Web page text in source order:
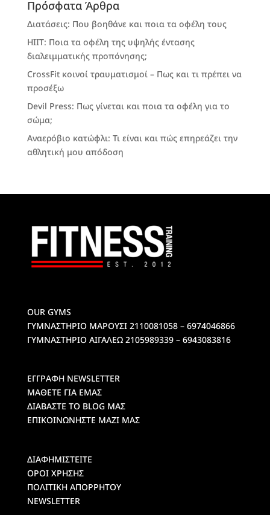
Πρόσφατα Άρθρα
Διατάσεις: Που βοηθάνε και ποια τα οφέλη τους
HIIT: Ποια τα οφέλη της υψηλής έντασης
διαλειμματικής προπόνησης;
CrossFit κοινοί τραυματισμοί – Πως και τι πρέπει να
προσέξω
Devil Press: Πως γίνεται και ποια τα οφέλη για το
σώμα;
Αναερόβιο κατώφλι: Τι είναι και πώς επηρεάζει την
αθλητική μου απόδοση
OUR GYMS
ΓΥΜΝΑΣΤΗΡΙΟ ΜΑΡΟΥΣΙ2110081058 – 6974046866
ΓΥΜΝΑΣΤΗΡΙΟ ΑΙΓΑΛΕΩ2105989339 – 6943083816
ΕΓΓΡΑΦΗ NEWSLETTER
ΜΑΘΕΤΕ ΓΙΑ ΕΜΑΣ
ΔΙΑΒΑΣΤΕ ΤΟ BLOG ΜΑΣ
ΕΠΙΚΟΙΝΩΝΗΣΤΕ ΜΑΖΙ ΜΑΣ
ΔΙΑΦΗΜΙΣΤΕΙΤΕ
ΟΡΟΙ ΧΡΗΣΗΣ
ΠΟΛΙΤΙΚΗ ΑΠΟΡΡΗΤΟΥ
NEWSLETTER